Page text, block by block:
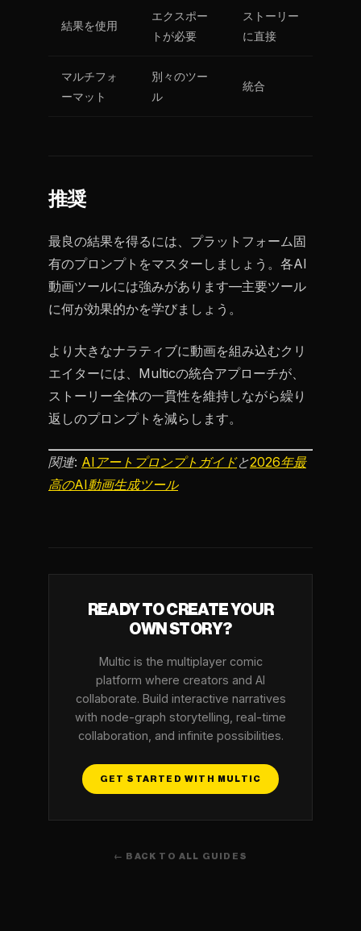
結果を使用
エクスポー
トが必要
ストーリー
に直接
マルチフォ
ーマット
別々のツー
ル
統合
推奨
最良の結果を得るには、プラットフォーム固
有のプロンプトをマスターしましょう。各AI
動画ツールには強みがあります—主要ツール
に何が効果的かを学びましょう。
より大きなナラティブに動画を組み込むクリ
エイターには、Multicの統合アプローチが、
ストーリー全体の一貫性を維持しながら繰り
返しのプロンプトを減らします。
関連: AIアートプロンプトガイドと2026年最
高のAI動画生成ツール
READY TO CREATE YOUR
OWN STORY?
Multic is the multiplayer comic
platform where creators and AI
collaborate. Build interactive narratives
with node-graph storytelling, real-time
collaboration, and infinite possibilities.
GET STARTED WITH MULTIC
← BACK TO ALL GUIDES